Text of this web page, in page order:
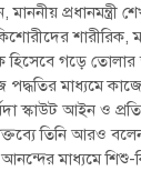
মাননীয়
শারীরিক,
হিসেবে গড়ে
মাধ্যমে
স্কাউট আইন ও
তিনি আরও
মাধ্যমে শিশু-